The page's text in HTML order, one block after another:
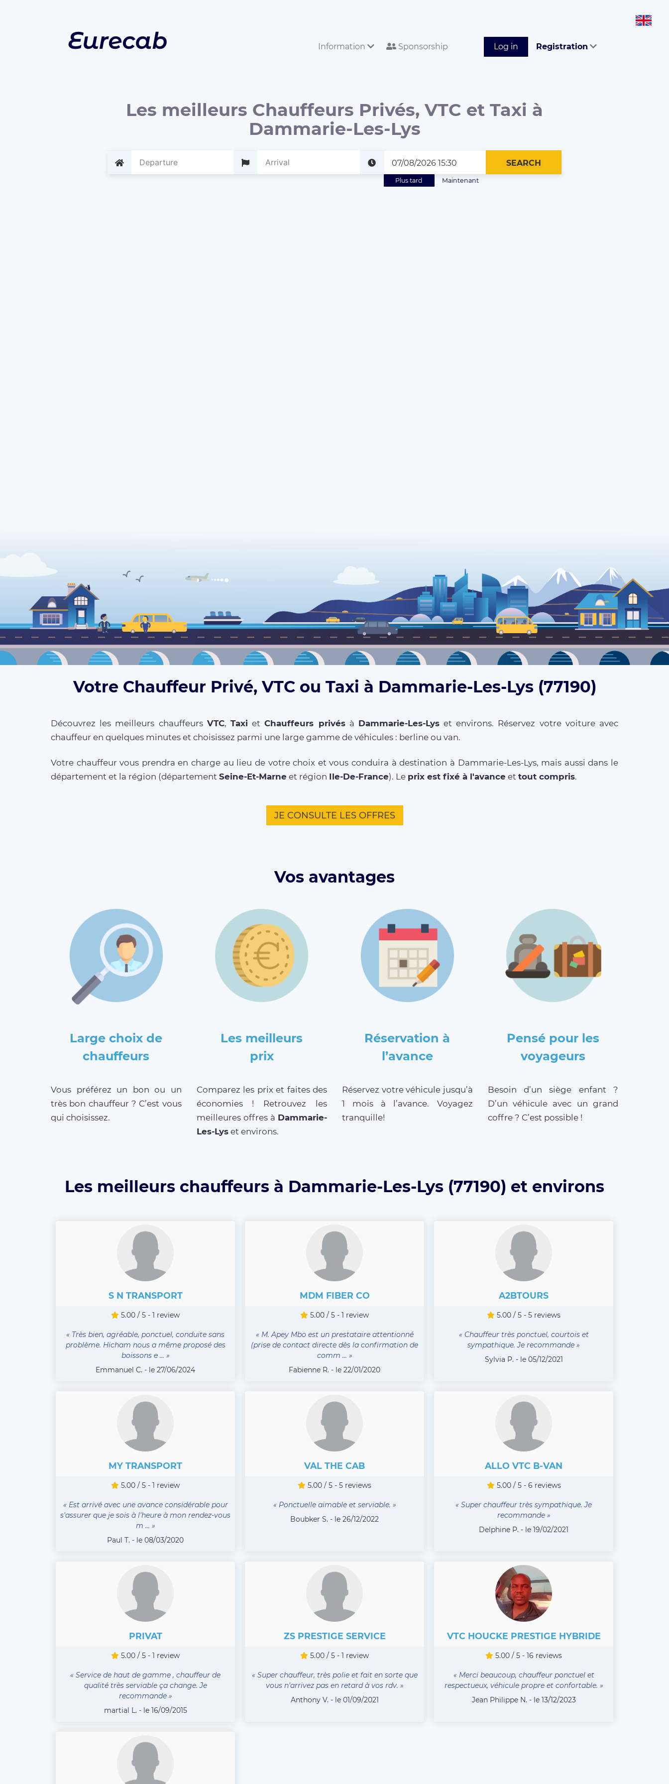
Information Sponsorship Log in Registration
Les meilleurs Chauffeurs Privés, VTC et Taxi à
Dammarie-Les-Lys
Maintenant
Plus tard
SEARCH
Votre Chauffeur Privé, VTC ou Taxi à Dammarie-Les-Lys (77190)
Découvrez les meilleurs chauffeurs VTC, Taxi etChauffeurs privésà Dammarie-Les-Lyset environs. Réservez votre voiture avec
chauffeur en quelques minutes et choisissez parmi une large gamme de véhicules : berline ou van.
Votre chauffeur vous prendra en charge au lieu de votre choix et vous conduira à destination à Dammarie-Les-Lys, mais aussi dans le
département et la région (département Seine-Et-Marne et région Ile-De-France). Le prix est fixé à l'avance et tout compris.
JE CONSULTE LES OFFRES
Vos avantages
Large choix de
chauffeurs
Vous préférez un bon ou un
très bon chauffeur ? C’est vous
qui choisissez.
Les meilleurs
prix
Comparez les prix et faites des
économies ! Retrouvez les
meilleures offres à Dammarie-
Les-Lyset environs.
Réservation à
l’avance
Réservez votre véhicule jusqu’à
1 mois à l’avance. Voyagez
tranquille!
Pensé pour les
voyageurs
Besoin d’un siège enfant ?
D’un véhicule avec un grand
coffre ? C’est possible !
Les meilleurs chauffeurs à Dammarie-Les-Lys (77190) et environs
S N TRANSPORT
5.00 / 5 - 1 review
« Très bien, agréable, ponctuel, conduite sans
problème. Hicham nous a même proposé des
boissons e ... »
Emmanuel C. - le 27/06/2024
MDM FIBER CO
5.00 / 5 - 1 review
« M. Apey Mbo est un prestataire attentionné
(prise de contact directe dès la confirmation de
comm ... »
Fabienne R. - le 22/01/2020
A2BTOURS
5.00 / 5 - 5 reviews
« Chauffeur très ponctuel, courtois et
sympathique. Je recommande »
Sylvia P. - le 05/12/2021
MY TRANSPORT
5.00 / 5 - 1 review
« Est arrivé avec une avance considérable pour
s'assurer que je sois à l'heure à mon rendez-vous
m ... »
Paul T. - le 08/03/2020
VAL THE CAB
5.00 / 5 - 5 reviews
« Ponctuelle aimable et serviable. »
Boubker S. - le 26/12/2022
ALLO VTC B-VAN
5.00 / 5 - 6 reviews
« Super chauffeur très sympathique. Je
recommande »
Delphine P. - le 19/02/2021
PRIVAT
5.00 / 5 - 1 review
« Service de haut de gamme , chauffeur de
qualité très serviable ça change. Je
recommande »
martial L. - le 16/09/2015
ZS PRESTIGE SERVICE
5.00 / 5 - 1 review
« Super chauffeur, très polie et fait en sorte que
vous n'arrivez pas en retard à vos rdv. »
Anthony V. - le 01/09/2021
VTC HOUCKE PRESTIGE HYBRIDE
5.00 / 5 - 16 reviews
« Merci beaucoup, chauffeur ponctuel et
respectueux, véhicule propre et confortable. »
Jean Philippe N. - le 13/12/2023